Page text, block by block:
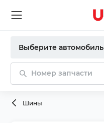
Выберите автомобиль
Номер запчасти
Шины